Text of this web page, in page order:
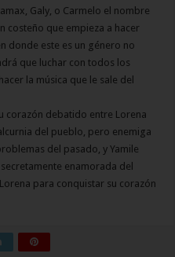
Galy, o Carmelo el nombre
costeño que empieza a hacer
donde este es un género no
que luchar con todos los
la música que le sale del
corazón debatido entre Lorena
del pueblo, pero enemiga
del pasado, y Yamile
enamorada del
para conquistar su corazón